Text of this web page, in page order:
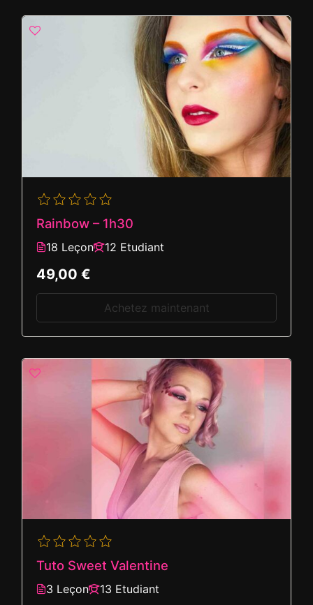
Rainbow – 1h30
18 Leçon 12 Etudiant
49,00 €
Achetez maintenant
Tuto Sweet Valentine
3 Leçon 13 Etudiant